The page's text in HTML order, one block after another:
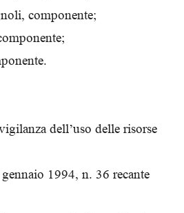
componente;
dell’uso delle risorse
1994, n. 36 recante